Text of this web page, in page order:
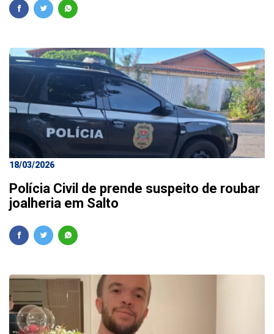
18/03/2026
Polícia Civil de prende suspeito de roubar
joalheria em Salto